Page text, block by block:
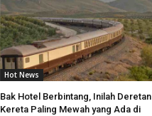
Hot News
Bak Hotel Berbintang, Inilah Deretan
Kereta Paling Mewah yang Ada di